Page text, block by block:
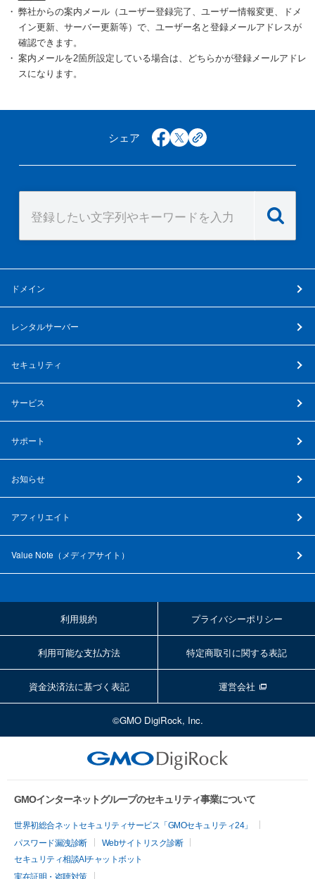
弊社からの案内メール（ユーザー登録完了、ユーザー情報変更、ドメ
イン更新、サーバー更新等）で、ユーザー名と登録メールアドレスが
確認できます。
案内メールを2箇所設定している場合は、どちらかが登録メールアドレ
スになります。
シェア facebook
x copy
ドメイン
レンタルサーバー
セキュリティ
サービス
サポート
お知らせ
アフィリエイト
Value Note（ メディアサイト ）
利用規約 プライバシーポリシー
利用可能な支払方法 特定商取引に関する表記
資金決済法に基づく表記 運営会社
©GMO DigiRock, Inc.
GMOインターネットグループのセキュリティ事業について
世界初総合ネットセキュリティサービス「GMOセキュリティ24」
パスワード漏洩診断
Webサイトリスク診断
セキュリティ相談AIチャットボット
実在証明・盗聴対策